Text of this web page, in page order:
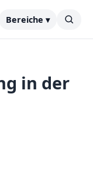
Bereiche ▾
in der